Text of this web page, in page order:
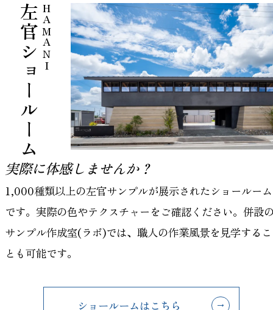
HAMANI
左官ショールーム
実際に体感しませんか？
1,000種類以上の左官サンプルが展示されたショールーム
です。実際の色やテクスチャーをご確認ください。併設
サンプル作成室(ラボ)では、職人の作業風景を見学するこ
とも可能です。
ショールームはこちら